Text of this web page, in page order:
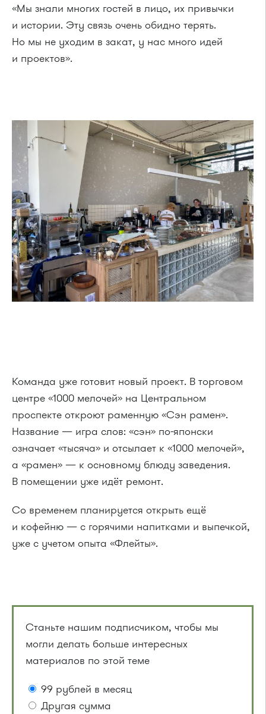
«Мы знали многих гостей в лицо, их привычки
и истории. Эту связь очень обидно терять.
Но мы не уходим в закат, у нас много идей
и проектов».
Команда уже готовит новый проект. В торговом
центре «1000 мелочей» на Центральном
проспекте откроют раменную «Сэн рамен».
Название — игра слов: «сэн» по-японски
означает «тысяча» и отсылает к «1000 мелочей»,
а «рамен» — к основному блюду заведения.
В помещении уже идёт ремонт.
Со временем планируется открыть ещё
и кофейню — с горячими напитками и выпечкой,
уже с учетом опыта «Флейты».
Станьте нашим подписчиком, чтобы мы
могли делать больше интересных
материалов по этой теме
99 рублей в месяц
Другая сумма